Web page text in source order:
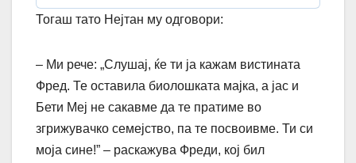
Тогаш тато Нејтан му одговори:
– Ми рече: „Слушај, ќе ти ја кажам вистината
Фред. Те оставила биолошката мајка, а јас и
Бети Меј не сакавме да те пратиме во
згрижувачко семејство, па те посвоивме. Ти си
моја сине!” – раскажува Фреди, кој бил